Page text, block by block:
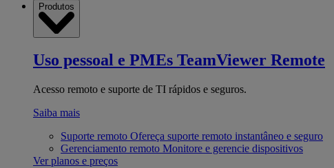
Produtos
Uso pessoal e PMEs TeamViewer Remote
Acesso remoto e suporte de TI rápidos e seguros.
Saiba mais
Suporte remoto Ofereça suporte remoto instantâneo e seguro
Gerenciamento remoto Monitore e gerencie dispositivos
Ver planos e preços